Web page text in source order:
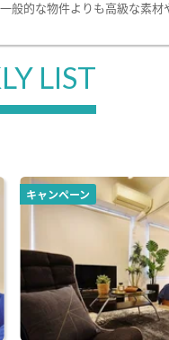
般的な物件よりも高級な素
LIST
キャンペーン